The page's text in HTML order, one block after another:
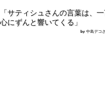
「サティシュさんの言葉は、
心にずんと響いてくる」
by 中島デコ